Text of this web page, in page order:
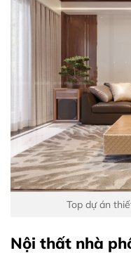
Top dự án
Nội thất nhà